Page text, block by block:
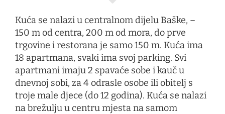
Kuća se nalazi u centralnom dijelu Baške, –
150 m od centra, 200 m od mora, do prve
trgovine i restorana je samo 150 m. Kuća ima
18 apartmana, svaki ima svoj parking. Svi
apartmani imaju 2 spavaće sobe i kauč u
dnevnoj sobi, za 4 odrasle osobe ili obitelj s
troje male djece (do 12 godina). Kuća se nalazi
na brežulju u centru mjesta na samom